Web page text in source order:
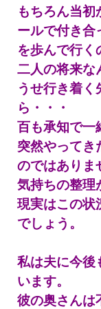
もちろん当
ールで付き合
を歩んで行く
二人の将来な
うせ行き着
ら・・・
百も承知で一
突然やってき
のではありま
気持ちの整理
現実はこの状
でしょう。
私は夫に今後
います。
彼の奥さんは